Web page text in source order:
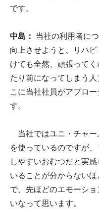
です。
中島： 当社の利用者に
向上させようと、リハ
けても全然、頑張って
たり前になってしまう
こに当社社員がアプロ
す。
当社ではユニ・チャー
を使っているのですが
しやすいおむつだと実
いることが分からない
で、先ほどのエモーシ
いなって思います。